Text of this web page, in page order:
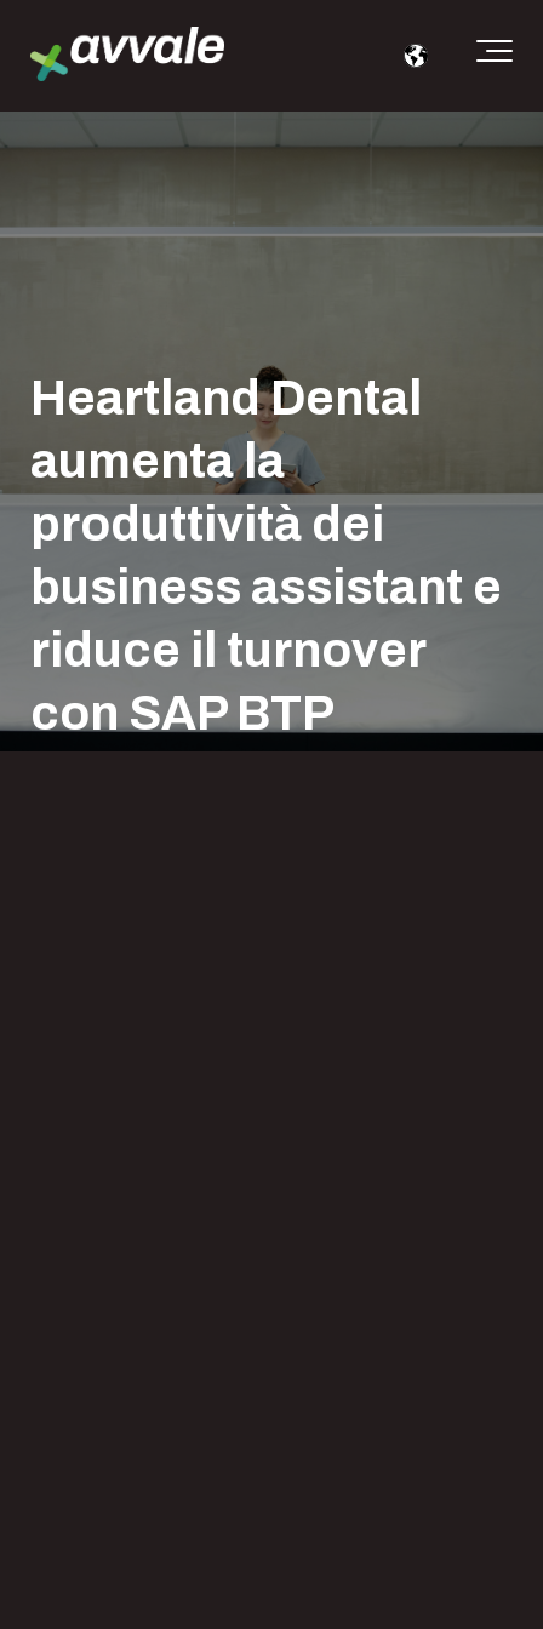
Heartland Dental
aumenta la
produttività dei
business assistant e
riduce il turnover
con SAP BTP